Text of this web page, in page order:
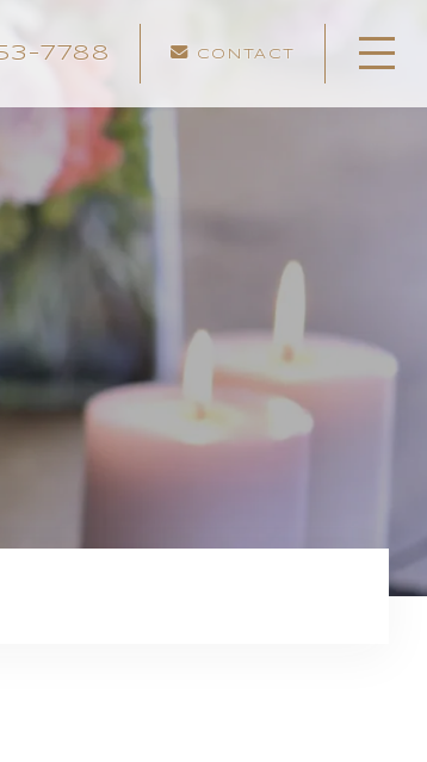
7788 CONTACT
ホーム
スケジュール
料理レッスン
イベント・セミナー
施設案内&レンタルスペース
よくある質問